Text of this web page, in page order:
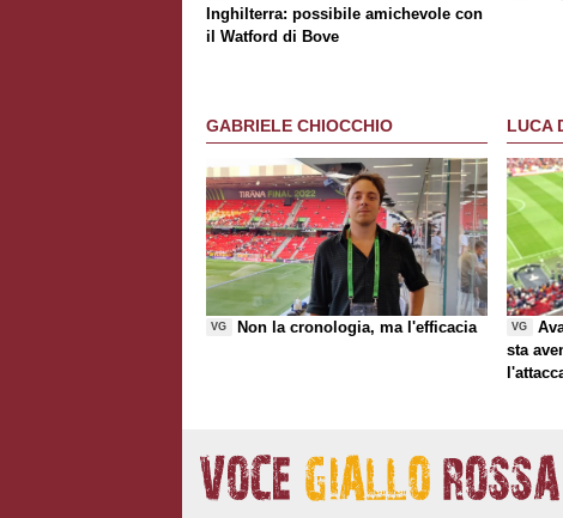
Inghilterra: possibile amichevole con
il Watford di Bove
GABRIELE CHIOCCHIO
VG Non la cronologia, ma l'efficacia
LUCA
VG
sta